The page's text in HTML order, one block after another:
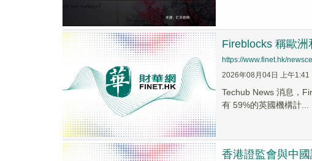
Fireblocks 稱歐
https://www.finet.hk/
2026年08月04日 上午1:41
Techub News 消息，
有 59%的英國機構計...
香港證監會與中